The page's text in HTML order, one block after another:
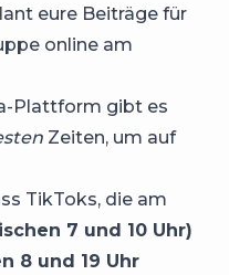
eure Beiträge für
online am
Plattform gibt es
Zeiten, um auf
TikToks, die am
7 und 10 Uhr)
8 und 19 Uhr